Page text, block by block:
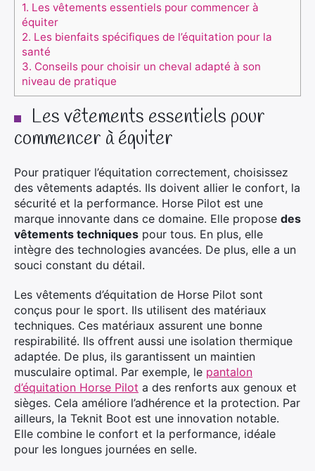
1. Les vêtements essentiels pour commencer à
équiter
2. Les bienfaits spécifiques de l’équitation pour la
santé
3. Conseils pour choisir un cheval adapté à son
niveau de pratique
Les vêtements essentiels pour
commencer à équiter
Pour pratiquer l’équitation correctement, choisissez
des vêtements adaptés. Ils doivent allier le confort, la
sécurité et la performance. Horse Pilot est une
marque innovante dans ce domaine. Elle propose des
vêtements techniques pour tous. En plus, elle
intègre des technologies avancées. De plus, elle a un
souci constant du détail.
Les vêtements d’équitation de Horse Pilot sont
conçus pour le sport. Ils utilisent des matériaux
techniques. Ces matériaux assurent une bonne
respirabilité. Ils offrent aussi une isolation thermique
adaptée. De plus, ils garantissent un maintien
musculaire optimal. Par exemple, le pantalon
d’équitation Horse Pilot a des renforts aux genoux et
sièges. Cela améliore l’adhérence et la protection. Par
ailleurs, la Teknit Boot est une innovation notable.
Elle combine le confort et la performance, idéale
pour les longues journées en selle.